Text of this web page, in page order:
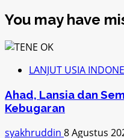
You may have
LANJUT USIA
Ahad, Lansia dan
Kebugaran
syakhruddin 8 Agustus